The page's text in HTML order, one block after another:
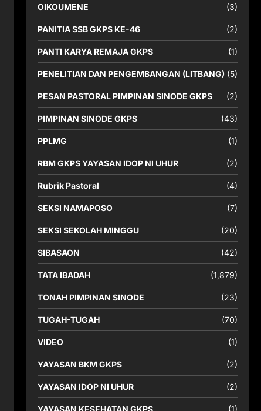
OIKOUMENE (3)
PANITIA SSB GKPS KE-46 (2)
PANTI KARYA REMAJA GKPS (1)
PENELITIAN DAN PENGEMBANGAN (LITBANG) (5)
PESAN PASTORAL PIMPINAN SINODE GKPS (2)
PIMPINAN SINODE GKPS (43)
PPLMG (1)
RBM GKPS YAYASAN IDOP NI UHUR (2)
Rubrik Pastoral (4)
SEKSI NAMAPOSO (7)
SEKSI SEKOLAH MINGGU (20)
SIBASAON (42)
TATA IBADAH (1,879)
TONAH PIMPINAN SINODE (23)
TUGAH-TUGAH (70)
VIDEO (1)
YAYASAN BKM GKPS (2)
YAYASAN IDOP NI UHUR (2)
YAYASAN KESEHATAN GKPS (1)